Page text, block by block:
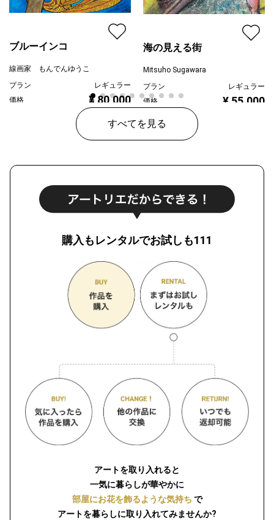
ブルーインコ
線画家 もんでんゆうこ
プラン
レギュラー
価格
¥ 80,000
海の見える街
Mitsuho Sugawara
プラン
レギュラー
価格
¥ 55,000
すべてを見る
購入もレンタルでお試しも111
アートを取り入れると
一気に暮らしが華やかに
部屋にお花を飾るような気持ち で
アートを暮らしに取り入れてみませんか?